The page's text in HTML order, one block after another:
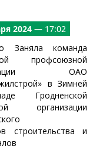
2024 — 17:02
Заняла команда
профсоюзной
ОАО
в Зимней
Гродненской
организации
строительства и